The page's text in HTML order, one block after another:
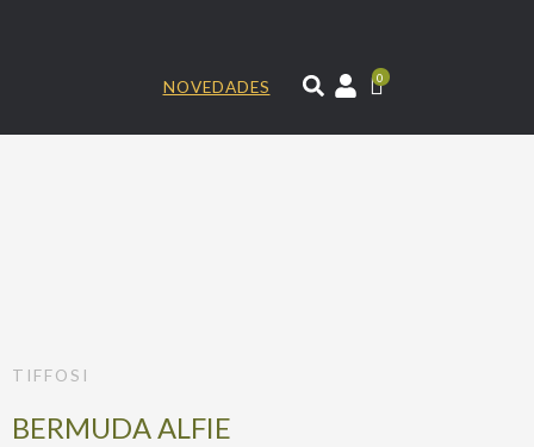
NOVEDADES
0
TIFFOSI
BERMUDA ALFIE